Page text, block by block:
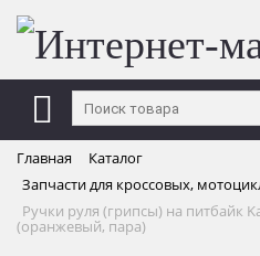
Главная
Каталог
Запчасти для кроссовых,
Ручки руля (грипсы) на питбайк
(оранжевый, пара)